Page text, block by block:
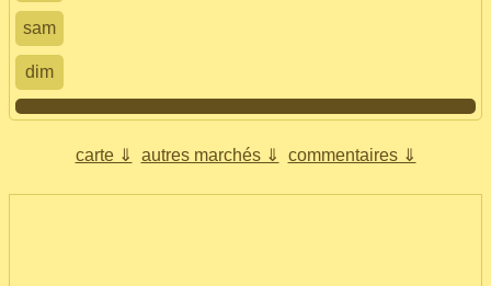
sam
dim
carte ⇓ autres marchés ⇓ commentaires ⇓